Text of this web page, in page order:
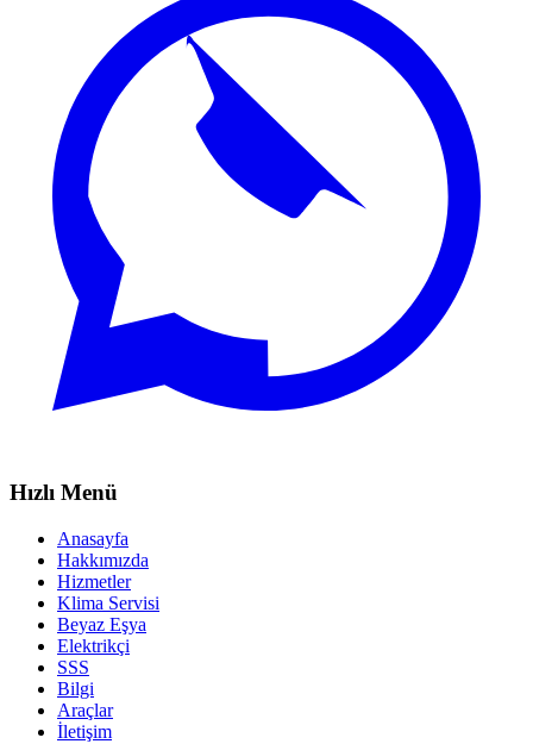
Hızlı Menü
Anasayfa
Hakkımızda
Hizmetler
Klima Servisi
Beyaz Eşya
Elektrikçi
SSS
Bilgi
Araçlar
İletişim